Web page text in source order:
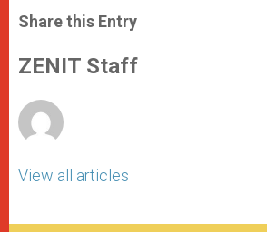
t
s
p
p
s
e
g
e
e
b
o
k
Share this Entry
ZENIT Staff
View all articles